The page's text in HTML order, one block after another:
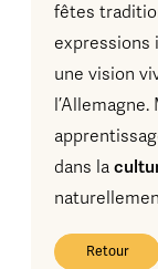
fêtes
expressions
une vision
dans la
Retour